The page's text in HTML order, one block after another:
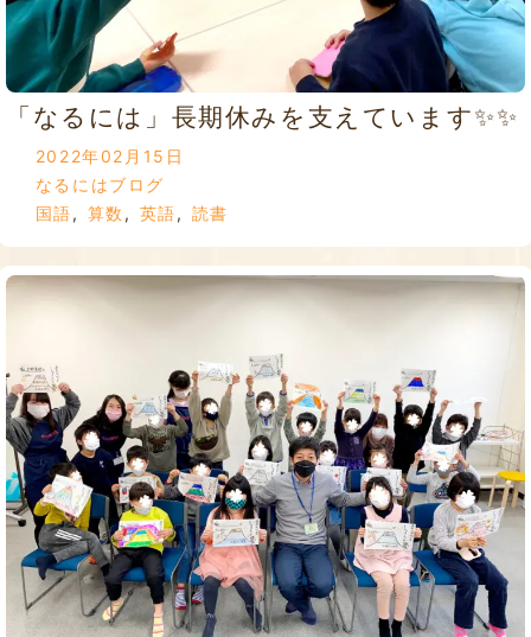
「なるには」長期休みを支えています✨✨
2022年02月15日
なるにはブログ
国語, 算数 , 英語, 読書